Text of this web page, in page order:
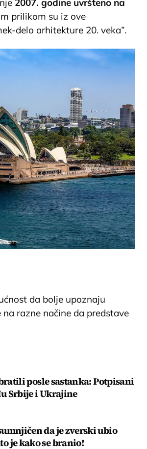
2007. godine uvršteno na
prilikom su iz ove
delo arhitekture 20. veka”.
da bolje upoznaju
razne načine da predstave
posle sastanka: Potpisani
Srbije i Ukrajine
da je zverski ubio
je kako se branio!